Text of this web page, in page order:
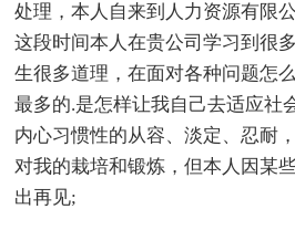
处理，本人自来到人力资源有限
这段时间本人在贵公司学习到很
生很多道理，在面对各种问题怎
最多的.是怎样让我自己去适应社
内心习惯性的从容、淡定、忍耐
对我的栽培和锻炼，但本人因某
出再见;